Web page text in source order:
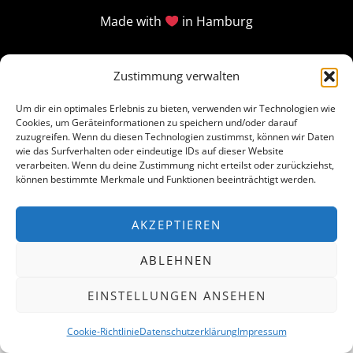
Zustimmung verwalten
Um dir ein optimales Erlebnis zu bieten, verwenden wir Technologien wie
Cookies, um Geräteinformationen zu speichern und/oder darauf
zuzugreifen. Wenn du diesen Technologien zustimmst, können wir Daten
wie das Surfverhalten oder eindeutige IDs auf dieser Website
verarbeiten. Wenn du deine Zustimmung nicht erteilst oder zurückziehst,
können bestimmte Merkmale und Funktionen beeinträchtigt werden.
AKZEPTIEREN
ABLEHNEN
EINSTELLUNGEN ANSEHEN
Cookie-RichtlinieDatenschutzerklärungImpressum
Made with in Hamburg